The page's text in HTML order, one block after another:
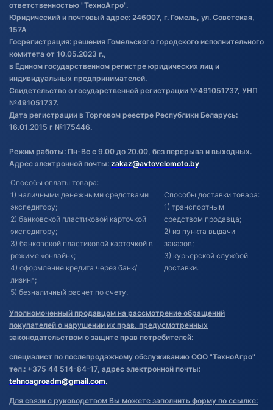
Обработка файлов cookie
Постановка транспорта на учет
Обновления в ЭПТС 2024
ответственностью "ТехноАгро".
Юридический и почтовый адрес: 246007, г. Гомель, ул. Советская,
157А
Госрегистрация: решения Гомельского городского исполнительного
комитета от 10.05.2023 г.,
в Едином государственном регистре юридических лиц и
индивидуальных предпринимателей.
Свидетельство о государственной регистрации №491051737, УНП
№491051737.
Дата регистрации в Торговом реестре Республики Беларусь:
16.01.2015 г №175446.
Режим работы: Пн-Вс с 9.00 до 20.00, без перерыва и выходных.
Адрес электронной почты: zakaz@avtovelomoto.by
Способы оплаты товара:
1) наличными денежными средствами
экспедитору;
2) банковской пластиковой карточкой
экспедитору;
3) банковской пластиковой карточкой в
режиме «онлайн»;
4) оформление кредита через банк/
лизинг;
5) безналичный расчет по счету.
Способы доставки товара:
1) транспортным
средством продавца;
2) из пункта выдачи
заказов;
3) курьерской службой
доставки.
Уполномоченный продавцом на рассмотрение обращений
покупателей о нарушении их прав, предусмотренных
законодательством о защите прав потребителей:
специалист по послепродажному обслуживанию ООО "ТехноАгро"
тел.: +375 44 514-84-17, адрес электронной почты:
tehnoagroadm@gmail.com.
Для связи с руководством Вы можете заполнить форму по ссылке: